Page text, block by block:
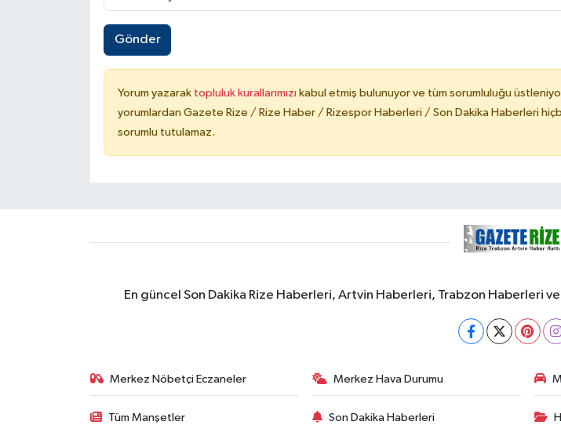
Gönder
Yorum yazarak topluluk kurallarımızı kabul etmiş bulunuyor ve tüm sorumluluğu
yorumlardan Gazete Rize / Rize Haber / Rizespor Haberleri / Son Dakika Haberleri
sorumlu tutulamaz.
En güncel Son Dakika Rize Haberleri, Artvin Haberleri, Trabzon Haberleri
Merkez Nöbetçi Eczaneler Merkez Hava Durumu
Tüm Manşetler Son Dakika Haberleri